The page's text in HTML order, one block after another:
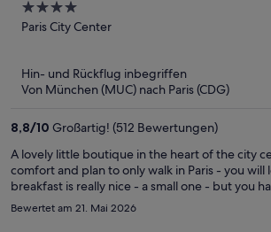
4
out
Paris City Center
Hin- und Rückflug inbegriffen
Von München (MUC) nach Paris (CDG)
8,8/10 Großartig! (512 Bewertungen)
A lovely little boutique in the heart of the city
comfort and plan to only walk in Paris - you will
breakfast is really nice - a small one - but you
need, and also tasty! ☺️
Bewertet am 21. Mai 2026